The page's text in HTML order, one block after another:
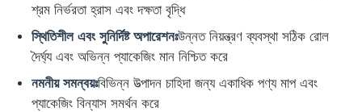
এক্সট্রুশন উৎপাদন লাইন
শ্রম নির্ভরতা হ্রাস এবং দক্ষতা বৃদ্ধি
স্থিতিশীল এবং সুনির্দিষ্ট অপারেশনঃউন্নত নিয়ন্ত্রণ ব্যবস্থা সঠিক রোল
দৈর্ঘ্য এবং অভিন্ন প্যাকেজিং মান নিশ্চিত করে
নমনীয় সমন্বয়ঃবিভিন্ন উত্পাদন চাহিদা জন্য একাধিক পণ্য মাপ এবং
প্যাকেজিং বিন্যাস সমর্থন করে